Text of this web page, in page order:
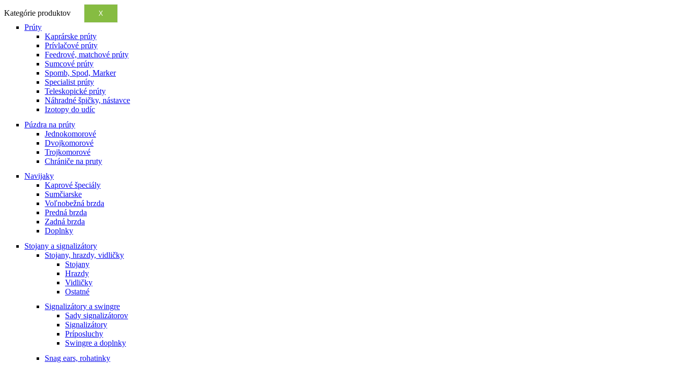
Kategórie produktov X
Prúty
Kaprárske prúty
Prívlačové prúty
Feedrové, matchové prúty
Sumcové prúty
Spomb, Spod, Marker
Specialist prúty
Teleskopické prúty
Náhradné špičky, nástavce
Izotopy do udíc
Púzdra na prúty
Jednokomorové
Dvojkomorové
Trojkomorové
Chrániče na pruty
Navijaky
Kaprové špeciály
Sumčiarske
Voľnobežná brzda
Predná brzda
Zadná brzda
Doplnky
Stojany a signalizátory
Stojany, hrazdy, vidličky
Stojany
Hrazdy
Vidličky
Ostatné
Signalizátory a swingre
Sady signalizátorov
Signalizátory
Príposluchy
Swingre a doplnky
Snag ears, rohatinky